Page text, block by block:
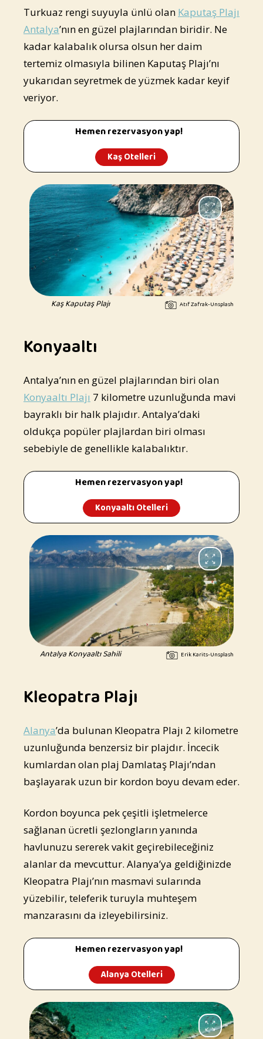
Turkuaz rengi suyuyla ünlü olan Kaputaş Plajı
Antalya’nın en güzel plajlarından biridir. Ne
kadar kalabalık olursa olsun her daim
tertemiz olmasıyla bilinen Kaputaş Plajı’nı
yukarıdan seyretmek de yüzmek kadar keyif
veriyor.
Hemen rezervasyon yap!
Kaş Otelleri
Kaş Kaputaş Plajı Atıf Zafrak-Unsplash
Konyaaltı
Antalya’nın en güzel plajlarından biri olan
Konyaaltı Plajı 7 kilometre uzunluğunda mavi
bayraklı bir halk plajıdır. Antalya’daki
oldukça popüler plajlardan biri olması
sebebiyle de genellikle kalabalıktır.
Hemen rezervasyon yap!
Konyaaltı Otelleri
Antalya Konyaaltı Sahili Erik Karits-Unsplash
Kleopatra Plajı
Alanya’da bulunan Kleopatra Plajı 2 kilometre
uzunluğunda benzersiz bir plajdır. İncecik
kumlardan olan plaj Damlataş Plajı’ndan
başlayarak uzun bir kordon boyu devam eder.
Kordon boyunca pek çeşitli işletmelerce
sağlanan ücretli şezlongların yanında
havlunuzu sererek vakit geçirebileceğiniz
alanlar da mevcuttur. Alanya’ya geldiğinizde
Kleopatra Plajı’nın masmavi sularında
yüzebilir, teleferik turuyla muhteşem
manzarasını da izleyebilirsiniz.
Hemen rezervasyon yap!
Alanya Otelleri